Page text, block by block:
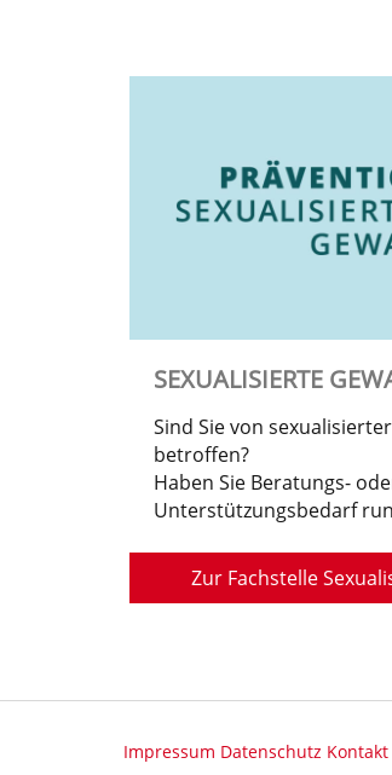
SEXUALISIERTE
Sind Sie von
betroffen?
Haben Sie Beratungs-
Unterstützungsbedarf
Zur Fachstelle
Impressum Datenschutz Kontakt